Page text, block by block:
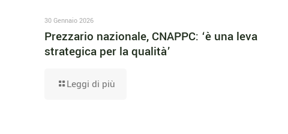
30 Gennaio 2026
Prezzario nazionale, CNAPPC: ‘è una leva
strategica per la qualità’
Leggi di più